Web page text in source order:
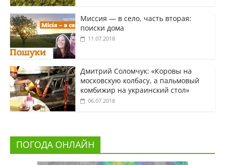
Миссия — в село, часть вторая:
поиски дома
11.07.2018
Дмитрий Соломчук: «Коровы на
московскую колбасу, а пальмовый
комбижир на украинский стол»
06.07.2018
ПОГОДА ОНЛАЙН